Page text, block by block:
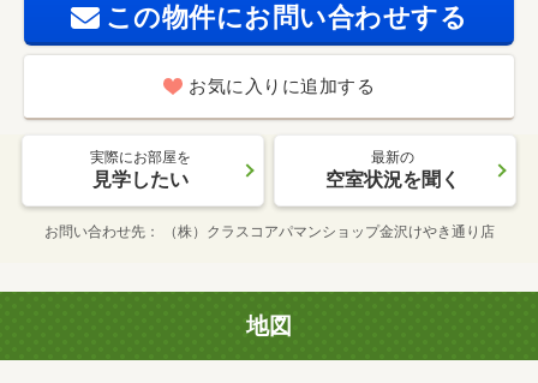
この物件にお問い合わせする
お気に入りに追加する
実際にお部屋を
見学したい
最新の
空室状況を聞く
お問い合わせ先 （株）クラスコアパマンショップ金沢けやき通り店
地図